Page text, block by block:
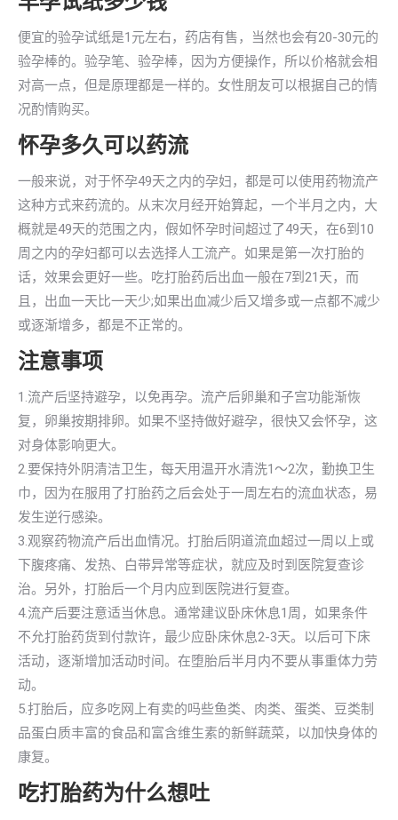
便宜的验孕试纸是1元左右，药店有售，当然也会有20-30元的
验孕棒的。验孕笔、验孕棒，因为方便操作，所以价格就会相
对高一点，但是原理都是一样的。女性朋友可以根据自己的情
况酌情购买。
怀孕多久可以药流
一般来说，对于怀孕49天之内的孕妇，都是可以使用药物流产
这种方式来药流的。从末次月经开始算起，一个半月之内，大
概就是49天的范围之内，假如怀孕时间超过了49天，在6到10
周之内的孕妇都可以去选择人工流产。如果是第一次打胎的
话，效果会更好一些。吃打胎药后出血一般在7到21天，而
且，出血一天比一天少;如果出血减少后又增多或一点都不减少
或逐渐增多，都是不正常的。
注意事项
1.流产后坚持避孕，以免再孕。流产后卵巢和子宫功能渐恢
复，卵巢按期排卵。如果不坚持做好避孕，很快又会怀孕，这
对身体影响更大。
2.要保持外阴清洁卫生，每天用温开水清洗1～2次，勤换卫生
巾，因为在服用了打胎药之后会处于一周左右的流血状态，易
发生逆行感染。
3.观察药物流产后出血情况。打胎后阴道流血超过一周以上或
下腹疼痛、发热、白带异常等症状，就应及时到医院复查诊
治。另外，打胎后一个月内应到医院进行复查。
4.流产后要注意适当休息。通常建议卧床休息1周，如果条件
不允打胎药货到付款许，最少应卧床休息2-3天。以后可下床
活动，逐渐增加活动时间。在堕胎后半月内不要从事重体力劳
动。
5.打胎后，应多吃网上有卖的吗些鱼类、肉类、蛋类、豆类制
品蛋白质丰富的食品和富含维生素的新鲜蔬菜，以加快身体的
康复。
吃打胎药为什么想吐